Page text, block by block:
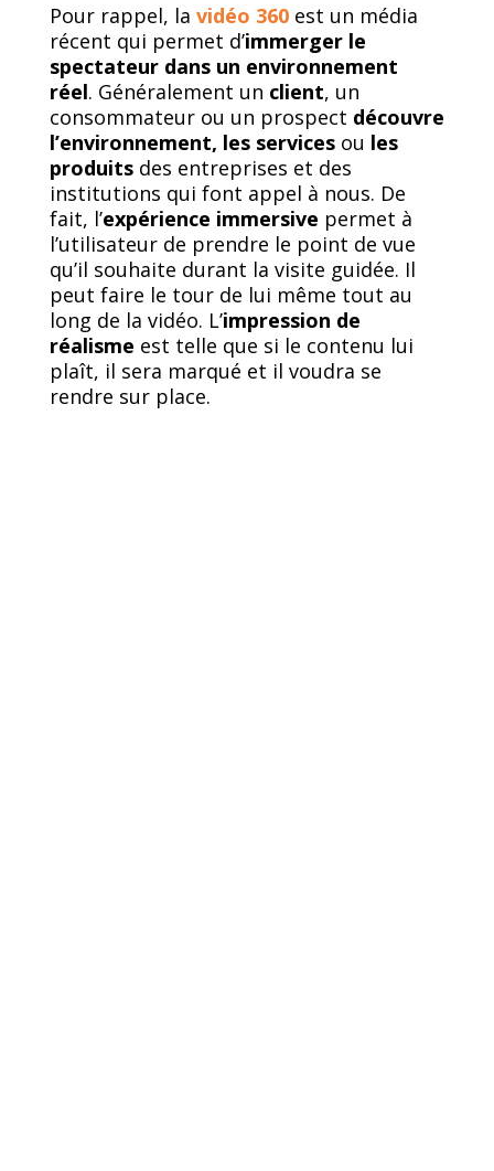
Pour rappel, la vidéo 360est un média
récent qui permet d’immerger le
spectateur dans un environnement
réel. Généralement un client, un
consommateur ou un prospect découvre
l’environnement, les servicesou les
produitsdes entreprises et des
institutions qui font appel à nous. De
fait, l’expérience immersive permet à
l’utilisateur de prendre le point de vue
qu’il souhaite durant la visite guidée. Il
peut faire le tour de lui même tout au
long de la vidéo. L’impression de
réalisme est telle que si le contenu lui
plaît, il sera marqué et il voudra se
rendre sur place.